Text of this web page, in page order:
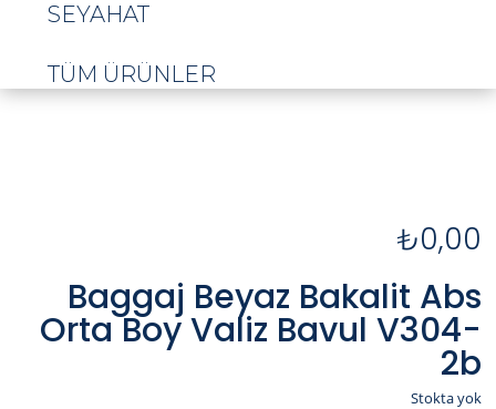
SEYAHAT
TÜM ÜRÜNLER
₺0,00
Baggaj Beyaz Bakalit Abs
Orta Boy Valiz Bavul V304-
2b
Stokta yok